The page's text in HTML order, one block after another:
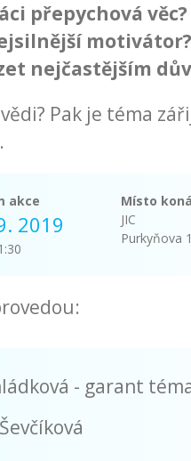
přepychová věc?
motivátor?
nejčastějším
Pak je téma
akce
2019
Místo
JIC
Purkyňova
- garant